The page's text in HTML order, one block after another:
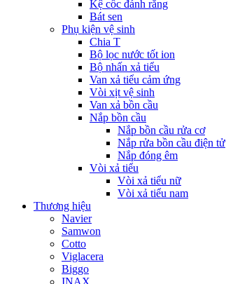
Kệ cốc đánh răng
Bát sen
Phụ kiện vệ sinh
Chia T
Bộ lọc nước tốt ion
Bộ nhấn xả tiểu
Van xả tiểu cảm ứng
Vòi xịt vệ sinh
Van xả bồn cầu
Nắp bồn cầu
Nắp bồn cầu rửa cơ
Nắp rửa bồn cầu điện tử
Nắp đóng êm
Vòi xả tiểu
Vòi xả tiểu nữ
Vòi xả tiểu nam
Thương hiệu
Navier
Samwon
Cotto
Viglacera
Biggo
INAX